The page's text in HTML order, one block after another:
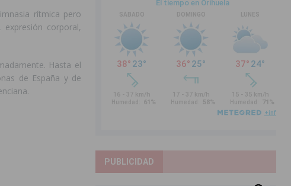
rítmica pero
corporal,
Hasta el
de España y de
PUBLICIDAD